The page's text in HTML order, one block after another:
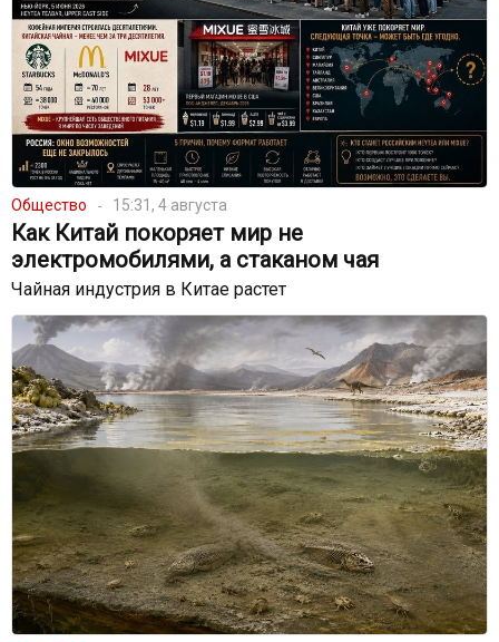
Общество 15:31, 4 августа
Как Китай покоряет мир не
электромобилями, а стаканом чая
Чайная индустрия в Китае растет